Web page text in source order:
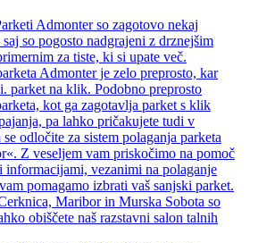
Admonter so zagotovo nekaj
saj so pogosto nadgrajeni z drznejšim
za tiste, ki si upate več.
Admonter je zelo preprosto, kar
parket na klik. Podobno preprosto
kot ga zagotavlja parket s klik
pa lahko pričakujete tudi v
odločite za sistem polaganja parketa
Z veseljem vam priskočimo na pomoč
informacijami, vezanimi na polaganje
pomagamo izbrati vaš sanjski parket.
Maribor in Murska Sobota so
obiščete naš razstavni salon talnih